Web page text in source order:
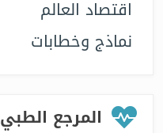
اقتصاد العالم
نماذج وخطابات
المرجع الطبي